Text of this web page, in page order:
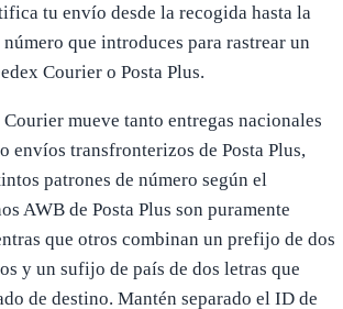
tu envío desde la recogida hasta la
que introduces para rastrear un
Courier o Posta Plus.
Courier mueve tanto entregas nacionales
envíos transfronterizos de Posta Plus,
patrones de número según el
AWB de Posta Plus son puramente
que otros combinan un prefijo de dos
y un sufijo de país de dos letras que
de destino. Mantén separado el ID de